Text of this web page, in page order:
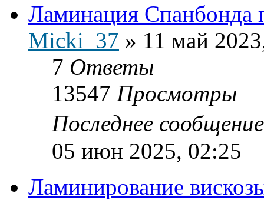
Ламинация Спанбонда
Micki_37 » 11 май
7 Ответы
13547 Просмотры
Последнее
05 июн 2025, 02:25
Ламинирование